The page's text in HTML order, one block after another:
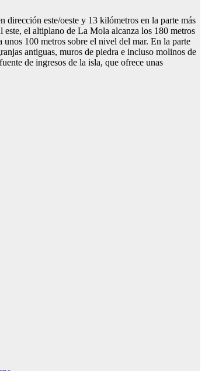
este/oeste y 13 kilómetros en la parte más
este, el altiplano de La Mola alcanza los 180 metros
100 metros sobre el nivel del mar. En la parte
antiguas, muros de piedra e incluso molinos de
de ingresos de la isla, que ofrece unas